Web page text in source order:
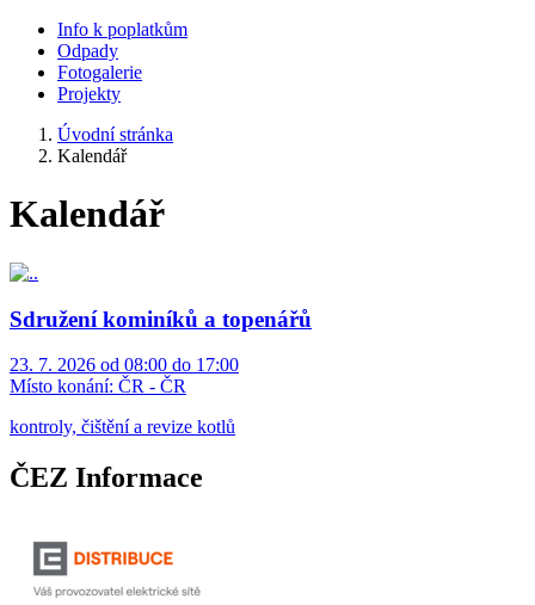
Info k poplatkům
Odpady
Fotogalerie
Projekty
Úvodní stránka
Kalendář
Kalendář
Sdružení kominíků a topenářů
23. 7. 2026 od 08:00 do 17:00
Místo konání: ČR - ČR
kontroly, čištění a revize kotlů
ČEZ Informace